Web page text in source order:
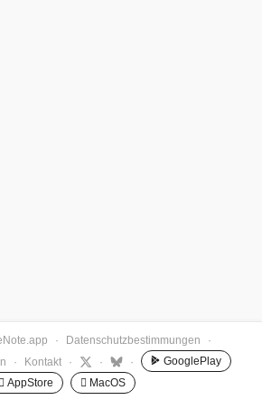
· Datenschutzbestimmungen
·
· Kontakt · · ·
GooglePlay
 AppStore
 MacOS